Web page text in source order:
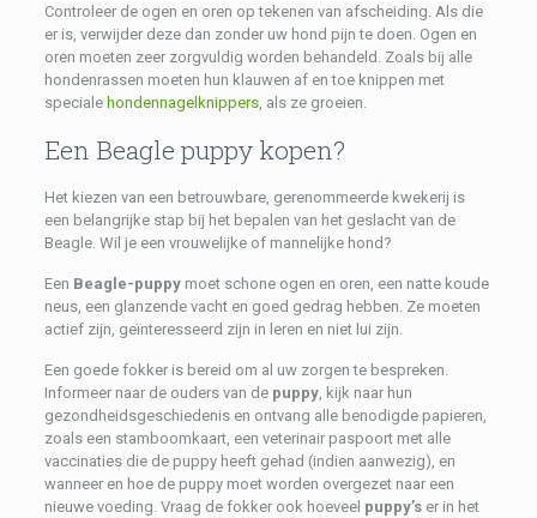
Controleer de ogen en oren op tekenen van afscheiding. Als die
er is, verwijder deze dan zonder uw hond pijn te doen. Ogen en
oren moeten zeer zorgvuldig worden behandeld. Zoals bij alle
hondenrassen moeten hun klauwen af ​​en toe knippen met
speciale hondennagelknippers, als ze groeien.
Een Beagle puppy kopen?
Het kiezen van een betrouwbare, gerenommeerde kwekerij is
een belangrijke stap bij het bepalen van het geslacht van de
Beagle. Wil je een vrouwelijke of mannelijke hond?
Een Beagle-puppymoet schone ogen en oren, een natte koude
neus, een glanzende vacht en goed gedrag hebben. Ze moeten
actief zijn, geïnteresseerd zijn in leren en niet lui zijn.
Een goede fokker is bereid om al uw zorgen te bespreken.
Informeer naar de ouders van de puppy, kijk naar hun
gezondheidsgeschiedenis en ontvang alle benodigde papieren,
zoals een stamboomkaart, een veterinair paspoort met alle
vaccinaties die de puppy heeft gehad (indien aanwezig), en
wanneer en hoe de puppy moet worden overgezet naar een
nieuwe voeding. Vraag de fokker ook hoeveel puppy’ser in het